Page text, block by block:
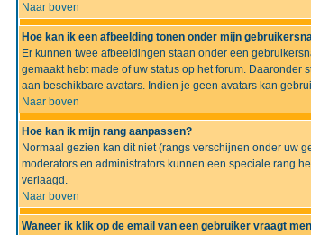
Naar boven
Hoe kan ik een afbeelding tonen onder mijn
Er kunnen twee afbeeldingen staan onder een
gemaakt hebt made of uw status op het forum.
aan beschikbare avatars. Indien je geen avatars kan
Naar boven
Hoe kan ik mijn rang aanpassen?
Normaal gezien kan dit niet (rangs verschijnen onder uw
moderators en administrators kunnen een speciale rang
verlaagd.
Naar boven
Waneer ik klik op de email van een gebruiker vraagt